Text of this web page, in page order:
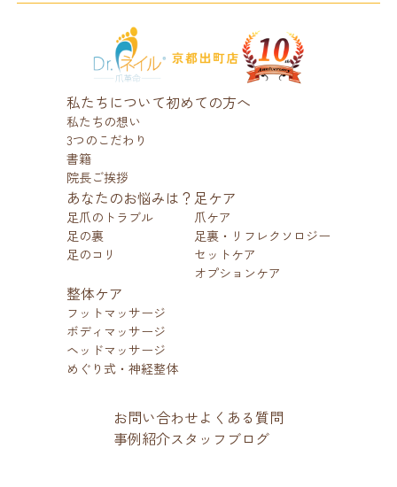
私たちについて
私たちの想い
3つのこだわり
書籍
院長ご挨拶
初めての方へ
あなたのお悩みは？
足爪のトラブル
足の裏
足のコリ
足ケア
爪ケア
足裏・リフレクソロジー
セットケア
オプションケア
整体ケア
フットマッサージ
ボディマッサージ
ヘッドマッサージ
めぐり式・神経整体
お問い合わせよくある質問
事例紹介スタッフブログ